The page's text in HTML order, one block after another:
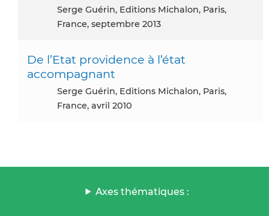
Serge Guérin, Editions Michalon, Paris,
France, septembre 2013
De l’Etat providence à l’état
accompagnant
Serge Guérin, Editions Michalon, Paris,
France, avril 2010
Axes thématiques :